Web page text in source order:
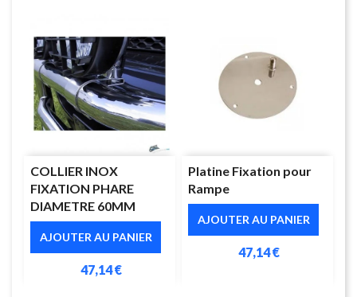
COLLIER INOX
FIXATION PHARE
DIAMETRE 60MM
AJOUTER AU PANIER
47,14 €
Platine Fixation pour
Rampe
AJOUTER AU PANIER
47,14 €